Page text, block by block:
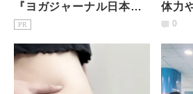
『ヨガジャーナル日本
版』予約購読のご案内
PR
体力
い！
のア
0